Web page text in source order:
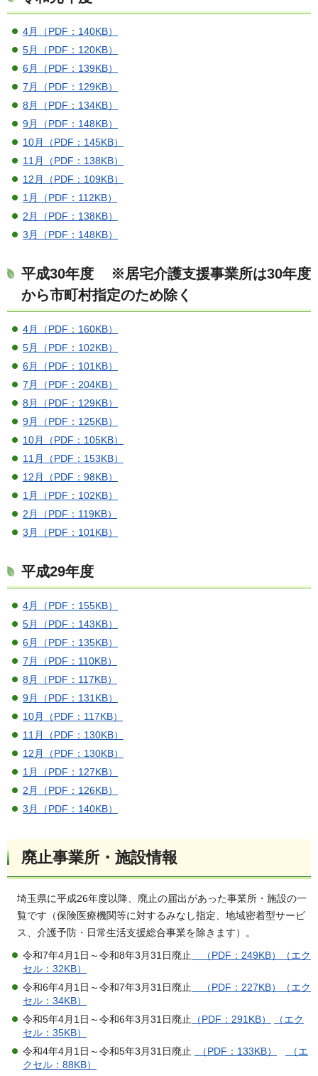
4月（PDF：140KB）
5月（PDF：120KB）
6月（PDF：139KB）
7月（PDF：129KB）
8月（PDF：134KB）
9月（PDF：148KB）
10月（PDF：145KB）
11月（PDF：138KB）
12月（PDF：109KB）
1月（PDF：112KB）
2月（PDF：138KB）
3月（PDF：148KB）
平成30年度 ※居宅介護支援事業所は30年度
から市町村指定のため除く
4月（PDF：160KB）
5月（PDF：102KB）
6月（PDF：101KB）
7月（PDF：204KB）
8月（PDF：129KB）
9月（PDF：125KB）
10月（PDF：105KB）
11月（PDF：153KB）
12月（PDF：98KB）
1月（PDF：102KB）
2月（PDF：119KB）
3月（PDF：101KB）
平成29年度
4月（PDF：155KB）
5月（PDF：143KB）
6月（PDF：135KB）
7月（PDF：110KB）
8月（PDF：117KB）
9月（PDF：131KB）
10月（PDF：117KB）
11月（PDF：130KB）
12月（PDF：130KB）
1月（PDF：127KB）
2月（PDF：126KB）
3月（PDF：140KB）
廃止事業所・施設情報
埼玉県に平成26年度以降、廃止の届出があった事業所・施設の一
覧です（保険医療機関等に対するみなし指定、地域密着型サービ
ス、介護予防・日常生活支援総合事業を除きます）。
令和7年4月1日～令和8年3月31日廃止 （PDF：249KB）
（エク
セル：32KB）
令和6年4月1日～令和7年3月31日廃止
（PDF：227KB）
（エク
セル：34KB）
令和5年4月1日～令和6年3月31日廃止
（PDF：291KB）
（エク
セル：35KB）
令和4年4月1日～令和5年3月31日廃止
（PDF：133KB）
（エ
クセル：88KB）